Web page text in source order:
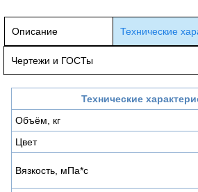
Описание Технические
Чертежи и ГОСТы
Технические
Объём, кг
Цвет
Вязкость, мПа*с